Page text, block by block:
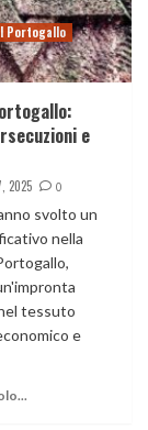
Portogallo
e
2025 0
svolto un
nella
tessuto
e